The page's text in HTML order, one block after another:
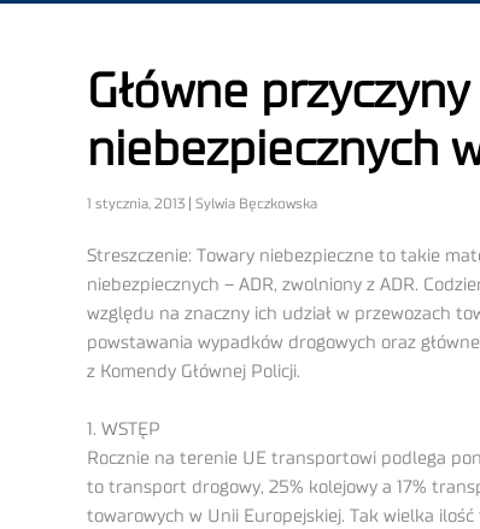
Główne
niebezpiecznych
1 stycznia, 2013 | Sylwia Bęczkowska
Streszczenie: Towary niebezpieczne to takie
niebezpiecznych – ADR, zwolniony z ADR.
względu na znaczny ich udział w przewozach
powstawania wypadków drogowych oraz
z Komendy Głównej Policji.
1. WSTĘP
Rocznie na terenie UE transportowi podlega
to transport drogowy, 25% kolejowy a 17%
towarowych w Unii Europejskiej. Tak wielka